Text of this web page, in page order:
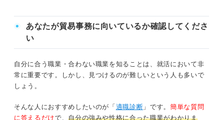
を述べていない志望動機
ピールして選考を突破しよう！
あなたが貿易事務に向いているか確認してくださ
い
自分に合う職業・合わない職業を知ることは、就活において非
常に重要です。しかし、見つけるのが難しいという人も多いで
しょう。
そんな人におすすめしたいのが「 適職診断 」です。 簡単な質問
に答えるだけで、自分の強みや性格に合った職業がわかりま
キャリアコンサルタントに聞いた！ 貿易事務で評価され
やすい素養って何？
志望動機に盛り込みたい貿易事務ならではの3つのやりが
い
①貿易の専門知識を業務の中で磨ける